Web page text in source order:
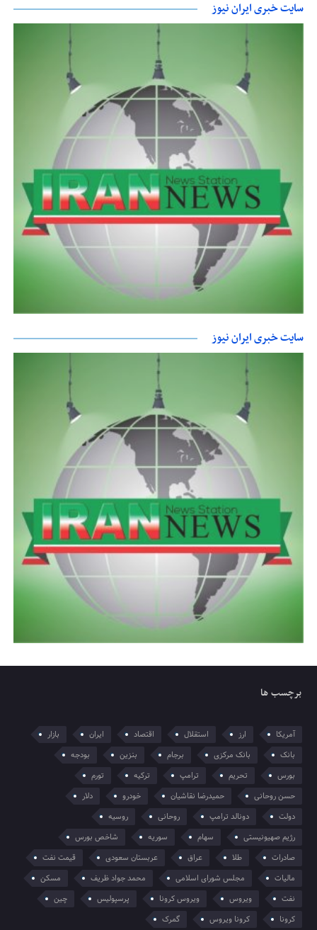
سایت خبری ایران نیوز
سایت خبری ایران نیوز
برچسب ها
آمریکا ارز استقلال اقتصاد ایران
بازار
بانک
بانک مرکزی برجام بنزین
بودجه
بورس
تحریم ترامپ ترکیه
تورم
حسن روحانی
حمیدرضا نقاشیان خودرو
دلار
دولت
دونالد ترامپ روحانی
روسیه
رژیم صهیونیستی
سهام سوریه
شاخص بورس
صادرات
طلا عراق عربستان سعودی
قیمت نفت
مالیات
مجلس شورای اسلامی محمد جواد ظریف
مسکن
نفت
ویروس ویروس کرونا پرسپولیس
چین
کرونا
کرونا ویروس گمرک